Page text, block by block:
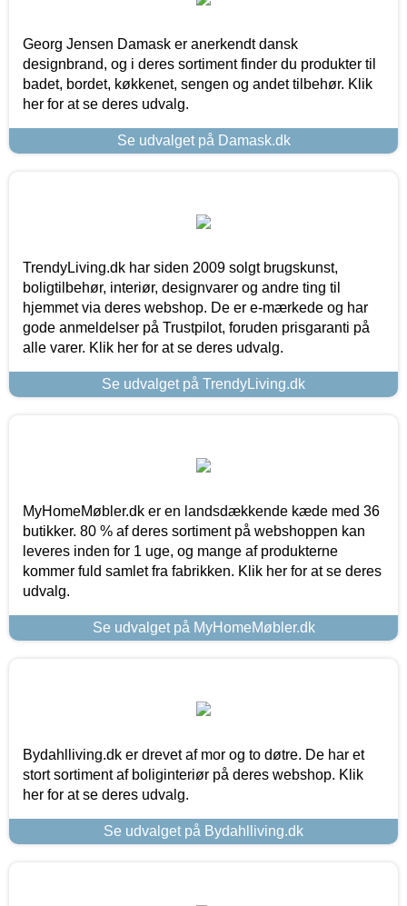
Georg Jensen Damask er anerkendt dansk
designbrand, og i deres sortiment finder du produkter til
badet, bordet, køkkenet, sengen og andet tilbehør. Klik
her for at se deres udvalg.
Se udvalget på Damask.dk
TrendyLiving.dk har siden 2009 solgt brugskunst,
boligtilbehør, interiør, designvarer og andre ting til
hjemmet via deres webshop. De er e-mærkede og har
gode anmeldelser på Trustpilot, foruden prisgaranti på
alle varer. Klik her for at se deres udvalg.
Se udvalget på TrendyLiving.dk
MyHomeMøbler.dk er en landsdækkende kæde med 36
butikker. 80 % af deres sortiment på webshoppen kan
leveres inden for 1 uge, og mange af produkterne
kommer fuld samlet fra fabrikken. Klik her for at se deres
udvalg.
Se udvalget på MyHomeMøbler.dk
Bydahlliving.dk er drevet af mor og to døtre. De har et
stort sortiment af boliginteriør på deres webshop. Klik
her for at se deres udvalg.
Se udvalget på Bydahlliving.dk